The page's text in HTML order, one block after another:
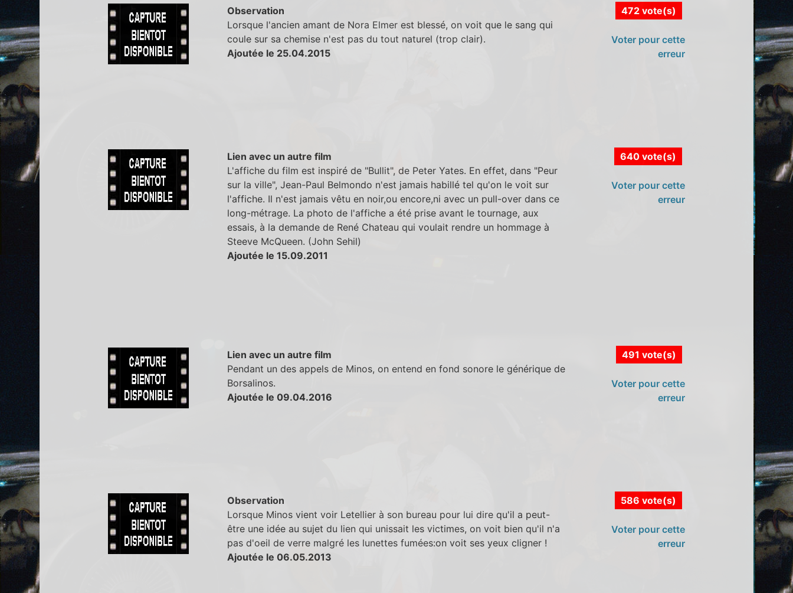
Observation
Lorsque l'ancien amant de Nora Elmer est blessé, on voit que le sang qui
coule sur sa chemise n'est pas du tout naturel (trop clair).
Ajoutée le 25.04.2015
472 vote(s)
Voter pour cette
erreur
Lien avec un autre film
L'affiche du film est inspiré de "Bullit", de Peter Yates. En effet, dans "Peur
sur la ville", Jean-Paul Belmondo n'est jamais habillé tel qu'on le voit sur
l'affiche. Il n'est jamais vêtu en noir,ou encore,ni avec un pull-over dans ce
long-métrage. La photo de l'affiche a été prise avant le tournage, aux
essais, à la demande de René Chateau qui voulait rendre un hommage à
Steeve McQueen. (John Sehil)
Ajoutée le 15.09.2011
640 vote(s)
Voter pour cette
erreur
Lien avec un autre film
Pendant un des appels de Minos, on entend en fond sonore le générique de
Borsalinos.
Ajoutée le 09.04.2016
491 vote(s)
Voter pour cette
erreur
Observation
Lorsque Minos vient voir Letellier à son bureau pour lui dire qu'il a peut-
être une idée au sujet du lien qui unissait les victimes, on voit bien qu'il n'a
pas d'oeil de verre malgré les lunettes fumées:on voit ses yeux cligner !
Ajoutée le 06.05.2013
586 vote(s)
Voter pour cette
erreur